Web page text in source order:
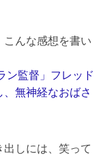
んな感想を書い
ン監督」フレッド
無神経なおばさ
しには、笑って